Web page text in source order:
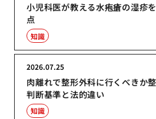
小児科医が教える水疱瘡の湿疹
点
知識
肉離れで整形外科に行くべきか
判断基準と法的違い
2026.07.25
知識